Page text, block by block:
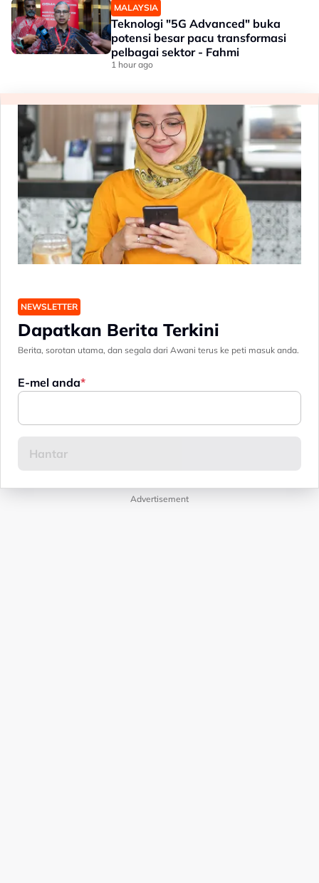
MALAYSIA
Teknologi "5G Advanced" buka
potensi besar pacu transformasi
pelbagai sektor - Fahmi
1 hour ago
NEWSLETTER
Dapatkan Berita Terkini
Berita, sorotan utama, dan segala dari Awani terus ke peti masuk anda.
E-mel anda
Advertisement